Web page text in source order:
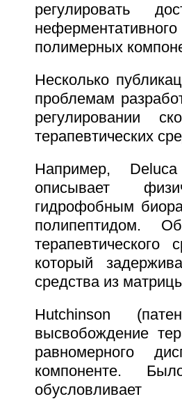
регулировать
полимерных
Несколько
проблемам
регулировании
терапевтических
Например,
описывает
гидрофобным
полипептидом.
который
средства из
Hutchinson
высвобождение
равномерного
компоненте.